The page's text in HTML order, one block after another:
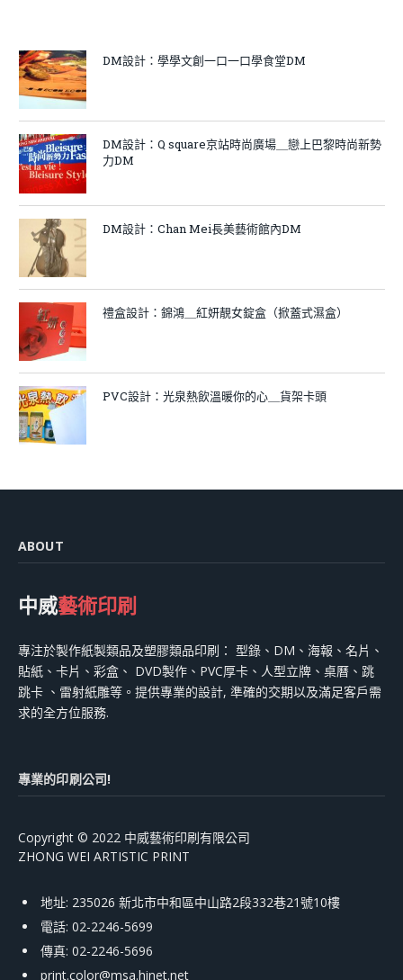
DM設計：學學文創一口一口學食堂DM
DM設計：Q square京站時尚廣場＿戀上巴黎時尚新勢
力DM
DM設計：Chan Mei長美藝術館內DM
禮盒設計：錦鴻＿紅妍靚女錠盒（掀蓋式濕盒）
PVC設計：光泉熱飲溫暖你的心＿貨架卡頭
ABOUT
中威藝術印刷
專注於製作紙製類品及塑膠類品印刷： 型錄、DM、海報、名片、
貼紙、卡片、彩盒、 DVD製作、PVC厚卡、人型立牌、桌曆、跳
跳卡 、雷射紙雕等。提供專業的設計, 準確的交期以及滿足客戶需
求的全方位服務.
專業的印刷公司!
Copyright © 2022 中威藝術印刷有限公司
ZHONG WEI ARTISTIC PRINT
地址: 235026 新北市中和區中山路2段332巷21號10樓
電話: 02-2246-5699
傳真: 02-2246-5696
print.color@msa.hinet.net